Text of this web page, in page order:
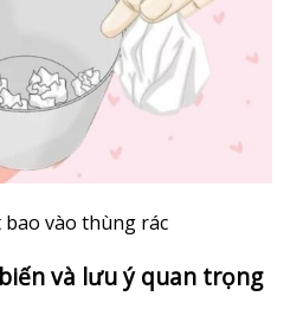
vào thùng rác
và lưu ý quan trọng